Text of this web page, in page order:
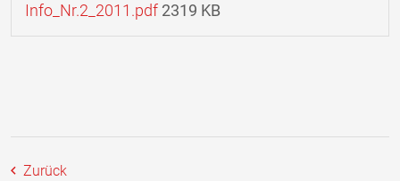
Info_Nr.2_2011.pdf 2319 KB
Zurück